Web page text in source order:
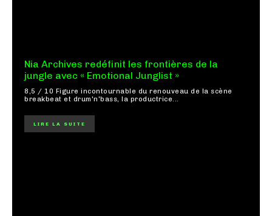
Nia Archives redéfinit les frontières de la
jungle avec « Emotional Junglist »
8,5 / 10 Figure incontournable du renouveau de la scène
breakbeat et drum'n'bass, la productrice...
LIRE LA SUITE